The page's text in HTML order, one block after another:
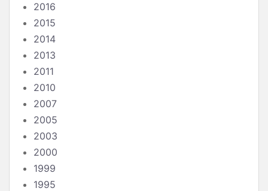
2016
2015
2014
2013
2011
2010
2007
2005
2003
2000
1999
1995